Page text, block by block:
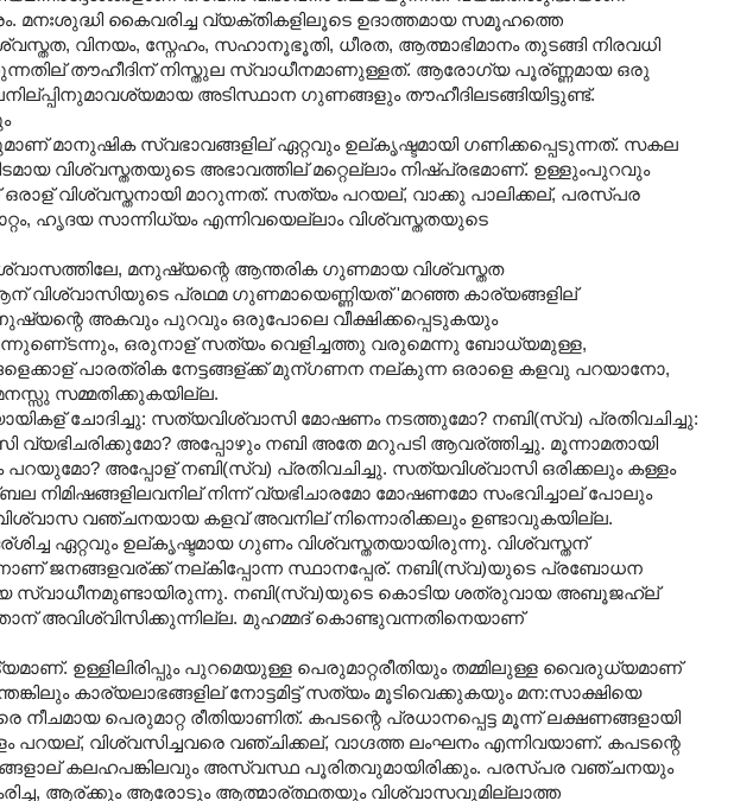
മനഃശുദ്ധി കൈവരിച്ച വ്യക്തികളിലൂടെ ഉദാത്തമായ സമൂഹത്തെ
വിനയം, സ്നേഹം, സഹാനൂഭൂതി, ധീരത, ആത്മാഭിമാനം തുടങ്ങി നിരവധി
തൗഹീദിന് നിസ്തുല സ്വാധീനമാണുള്ളത്. ആരോഗ്യ പൂര്ണ്ണമായ ഒരു
അടിസ്ഥാന ഗുണങ്ങളും തൗഹീദിലടങ്ങിയിട്ടുണ്ട്.
മാനുഷിക സ്വഭാവങ്ങളില് ഏറ്റവും ഉല്കൃഷ്ടമായി ഗണിക്കപ്പെടുന്നത്. സകല
വിശ്വസ്തതയുടെ അഭാവത്തില് മറ്റെല്ലാം നിഷ്പ്രഭമാണ്. ഉള്ളുംപുറവും
വിശ്വസ്തനായി മാറുന്നത്. സത്യം പറയല്, വാക്കു പാലിക്കല്, പരസ്പര
ഹൃദയ സാന്നിധ്യം എന്നിവയെല്ലാം വിശ്വസ്തതയുടെ
മനുഷ്യന്റെ ആന്തരിക ഗുണമായ വിശ്വസ്തത
പ്രഥമ ഗുണമായെണ്ണിയത് 'മറഞ്ഞ കാര്യങ്ങളില്
അകവും പുറവും ഒരുപോലെ വീക്ഷിക്കപ്പെടുകയും
ഒരുനാള് സത്യം വെളിച്ചത്തു വരുമെന്നു ബോധ്യമുള്ള,
പാരത്രിക നേട്ടങ്ങള്ക്ക് മുന്ഗണന നല്കുന്ന ഒരാളെ കളവു പറയാനോ,
സമ്മതിക്കുകയില്ല.
ചോദിച്ചു: സത്യവിശ്വാസി മോഷണം നടത്തുമോ? നബി(സ്വ) പ്രതിവചിച്ചു:
വ്യഭിചരിക്കുമോ? അപ്പോഴും നബി അതേ മറുപടി ആവര്ത്തിച്ചു. മൂന്നാമതായി
പറയുമോ? അപ്പോള് നബി(സ്വ) പ്രതിവചിച്ചു. സത്യവിശ്വാസി ഒരിക്കലും കള്ളം
നിമിഷങ്ങളിലവനില് നിന്ന് വ്യഭിചാരമോ മോഷണമോ സംഭവിച്ചാല് പോലും
വിശ്വാസ വഞ്ചനയായ കളവ് അവനില് നിന്നൊരിക്കലും ഉണ്ടാവുകയില്ല.
ഏറ്റവും ഉല്കൃഷ്ടമായ ഗുണം വിശ്വസ്തതയായിരുന്നു. വിശ്വസ്തന്
ജനങ്ങളവര്ക്ക് നല്കിപ്പോന്ന സ്ഥാനപ്പേര്. നബി(സ്വ)യുടെ പ്രബോധന
സ്വാധീനമുണ്ടായിരുന്നു. നബി(സ്വ)യുടെ കൊടിയ ശത്രുവായ അബൂജഹ്ല്
അവിശ്വിസിക്കുന്നില്ല. മുഹമ്മദ് കൊണ്ടുവന്നതിനെയാണ്
ഉള്ളിലിരിപ്പും പുറമെയുള്ള പെരുമാറ്റരീതിയും തമ്മിലുള്ള വൈരുധ്യമാണ്
കാര്യലാഭങ്ങളില് നോട്ടമിട്ട് സത്യം മൂടിവെക്കുകയും മന:സാക്ഷിയെ
നീചമായ പെരുമാറ്റ രീതിയാണിത്. കപടന്റെ പ്രധാനപ്പെട്ട മൂന്ന് ലക്ഷണങ്ങളായി
വിശ്വസിച്ചവരെ വഞ്ചിക്കല്, വാഗ്ദത്ത ലംഘനം എന്നിവയാണ്. കപടന്റെ
കലഹപങ്കിലവും അസ്വസ്ഥ പൂരിതവുമായിരിക്കും. പരസ്പര വഞ്ചനയും
ആര്ക്കും ആരോടും ആത്മാര്ത്ഥതയും വിശ്വാസവുമില്ലാത്ത